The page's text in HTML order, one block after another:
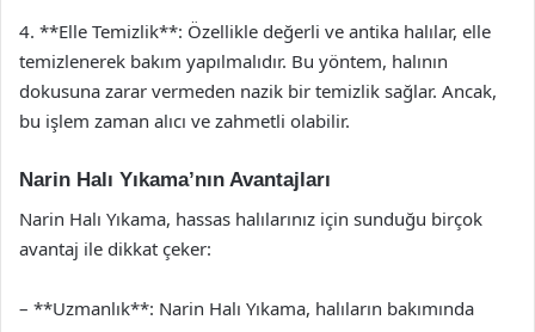
4. **Elle Temizlik**: Özellikle değerli ve antika halılar, elle
temizlenerek bakım yapılmalıdır. Bu yöntem, halının
dokusuna zarar vermeden nazik bir temizlik sağlar. Ancak,
bu işlem zaman alıcı ve zahmetli olabilir.
Narin Halı Yıkama’nın Avantajları
Narin Halı Yıkama, hassas halılarınız için sunduğu birçok
avantaj ile dikkat çeker:
– **Uzmanlık**: Narin Halı Yıkama, halıların bakımında